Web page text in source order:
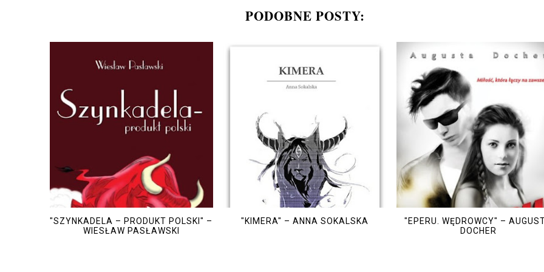
PODOBNE POSTY:
"SZYNKADELA – PRODUKT POLSKI" –
WIESŁAW PASŁAWSKI
"KIMERA" – ANNA SOKALSKA
"EPERU. WĘDROWCY" –
DOCHER